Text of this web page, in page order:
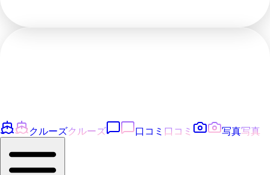
クルーズクルーズ 口コミ 口コミ 写真写真